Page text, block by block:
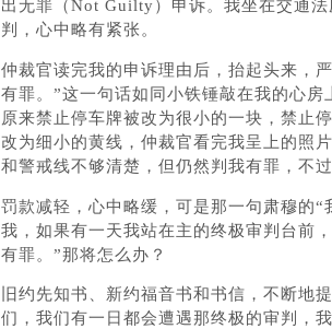
出无罪（Not Guilty）申诉。我坐在交通法
判，心中略有紧张。
仲裁官读完我的申诉理由后，抬起头来，
有罪。”这一句话如同小铁锤敲在我的心房
原来禁止停车牌被改为很小的一块，禁止
改为细小的黄线，仲裁官看完我呈上的照
和警戒线不够清楚，但仍然判我有罪，不过
罚款减轻，心中略缓，可是那一句肃穆的“
我，如果有一天我站在主的终极审判台前
有罪。”那将怎么办？
旧约先知书、新约福音书和书信，不断地
们，我们有一日都会遭遇那终极的审判，